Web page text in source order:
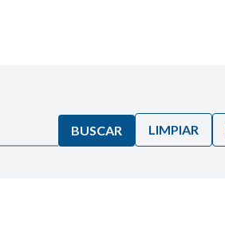
BUSCAR LIMPIAR